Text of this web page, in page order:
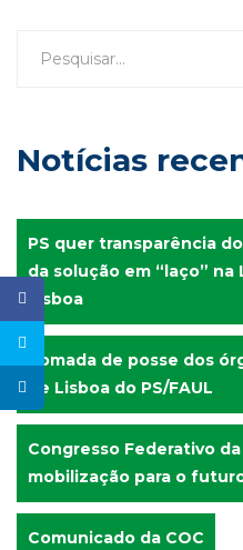
Notícias
PS quer transparência
da solução em “laço”
Lisboa
Tomada de posse dos
de Lisboa do PS/FAUL
Congresso Federativo
mobilização para o
Comunicado da COC